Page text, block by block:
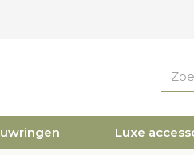
Luxe